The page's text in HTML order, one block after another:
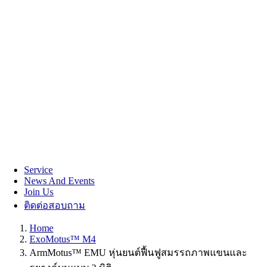
Service
News And Events
Join Us
ติดต่อสอบถาม
Home
ExoMotus™ M4
ArmMotus™ EMU หุ่นยนต์ฟื้นฟูสมรรถภาพแขนและ